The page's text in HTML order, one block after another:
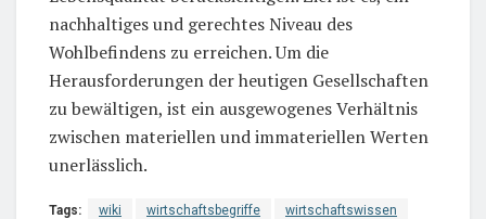
nachhaltiges und gerechtes Niveau des
Wohlbefindens zu erreichen. Um die
Herausforderungen der heutigen Gesellschaften
zu bewältigen, ist ein ausgewogenes Verhältnis
zwischen materiellen und immateriellen Werten
unerlässlich.
Tags: wiki wirtschaftsbegriffe wirtschaftswissen